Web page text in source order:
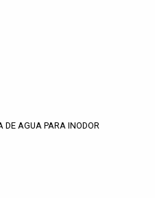
DE AGUA PARA INODOR